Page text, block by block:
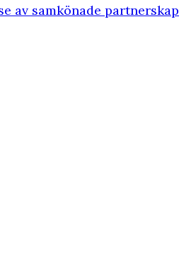
av samkönade partnerskap